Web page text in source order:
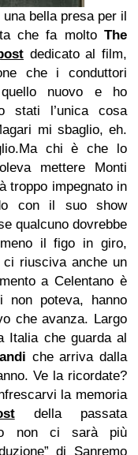
una bella presa per il
che fa molto The
dedicato al film,
che i conduttori
quello nuovo e ho
stati l’unica cosa
mi sbaglio, eh.
chi è che lo
mettere Monti
troppo impegnato in
con il suo show
qualcuno dovrebbe
il figo in giro,
riusciva anche un
a Celentano è
non poteva, hanno
che avanza. Largo
Italia che guarda al
che arriva dalla
Ve la ricordate?
la memoria
della passata
non ci sarà più
di Sanremo